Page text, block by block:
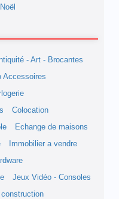
- Art - Brocantes
Accessoires
Colocation
Echange de maisons
Immobilier a vendre
Jeux Vidéo - Consoles